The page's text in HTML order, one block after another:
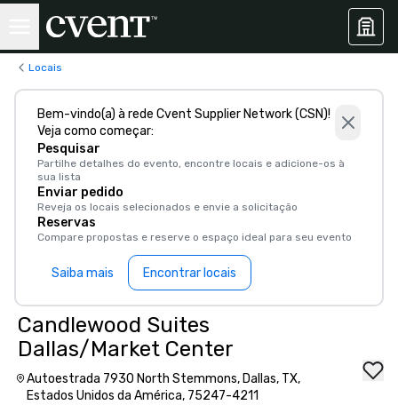
Locais
Bem-vindo(a) à rede Cvent Supplier Network (CSN)!
Veja como começar:
Pesquisar
Partilhe detalhes do evento, encontre locais e adicione-os à
sua lista
Enviar pedido
Reveja os locais selecionados e envie a solicitação
Reservas
Compare propostas e reserve o espaço ideal para seu evento
Saiba mais Encontrar locais
Candlewood Suites
Dallas/Market Center
Autoestrada 7930 North Stemmons, Dallas, TX,
Estados Unidos da América, 75247-4211